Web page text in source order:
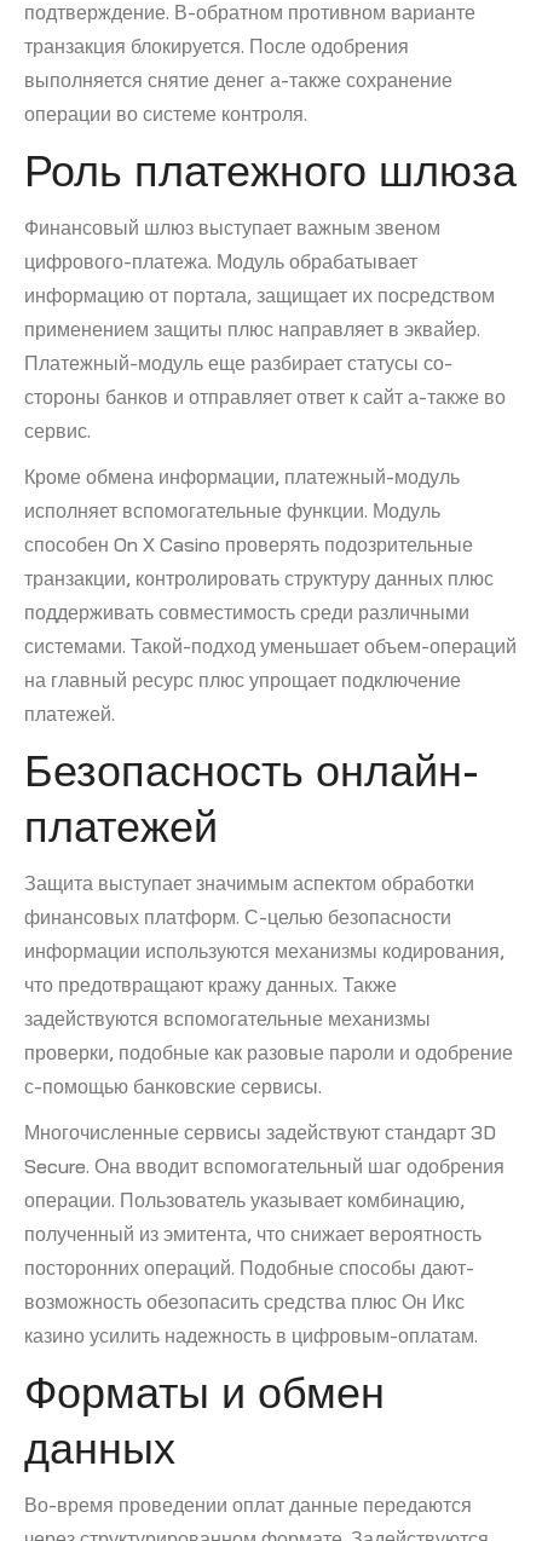
подтверждение. В-обратном противном варианте
транзакция блокируется. После одобрения
выполняется снятие денег а-также сохранение
операции во системе контроля.
Роль платежного шлюза
Финансовый шлюз выступает важным звеном
цифрового-платежа. Модуль обрабатывает
информацию от портала, защищает их посредством
применением защиты плюс направляет в эквайер.
Платежный-модуль еще разбирает статусы со-
стороны банков и отправляет ответ к сайт а-также во
сервис.
Кроме обмена информации, платежный-модуль
исполняет вспомогательные функции. Модуль
способен On X Casino проверять подозрительные
транзакции, контролировать структуру данных плюс
поддерживать совместимость среди различными
системами. Такой-подход уменьшает объем-операций
на главный ресурс плюс упрощает подключение
платежей.
Безопасность онлайн-
платежей
Защита выступает значимым аспектом обработки
финансовых платформ. С-целью безопасности
информации используются механизмы кодирования,
что предотвращают кражу данных. Также
задействуются вспомогательные механизмы
проверки, подобные как разовые пароли и одобрение
с-помощью банковские сервисы.
Многочисленные сервисы задействуют стандарт 3D
Secure. Она вводит вспомогательный шаг одобрения
операции. Пользователь указывает комбинацию,
полученный из эмитента, что снижает вероятность
посторонних операций. Подобные способы дают-
возможность обезопасить средства плюс Он Икс
казино усилить надежность в цифровым-оплатам.
Форматы и обмен
данных
Во-время проведении оплат данные передаются